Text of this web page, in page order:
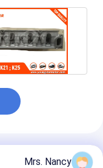
غماز صمام المحرك
المنتجات الموصى بها
Mrs. Nancy